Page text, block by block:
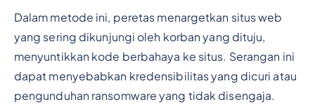
Dalam metode ini, peretas menargetkan situs web
yang sering dikunjungi oleh korban yang dituju,
menyuntikkan kode berbahaya ke situs. Serangan ini
dapat menyebabkan kredensibilitas yang dicuri atau
pengunduhan ransomware yang tidak disengaja.